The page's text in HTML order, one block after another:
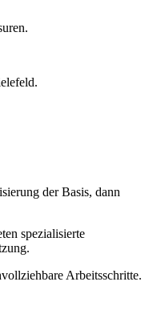
der Basis, dann
spezialisierte
Arbeitsschritte.